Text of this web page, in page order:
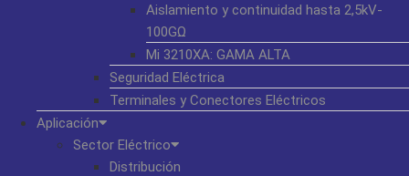
Aislamiento y continuidad hasta 2,5kV-
100GΩ
Mi 3210XA: GAMA ALTA
Seguridad Eléctrica
Terminales y Conectores Eléctricos
Aplicación
Sector Eléctrico
Distribución